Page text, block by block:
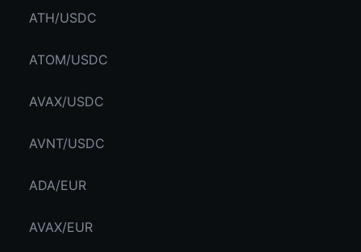
ATH/USDC
ATOM/USDC
AVAX/USDC
AVNT/USDC
ADA/EUR
AVAX/EUR